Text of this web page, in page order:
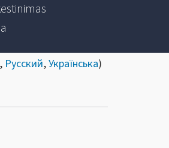
, Русский,Українська)